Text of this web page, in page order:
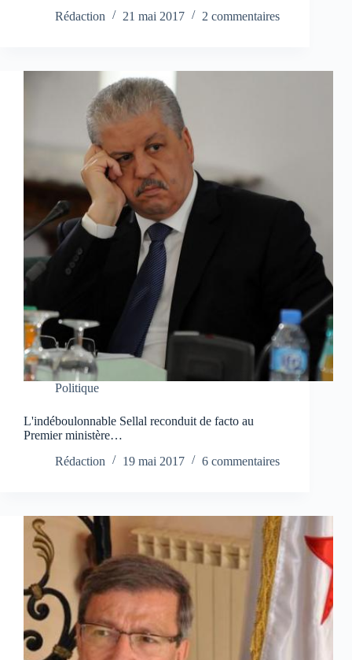
Rédaction
21 mai 2017 2 commentaires
Politique
L'indéboulonnable Sellal reconduit de facto au
Premier ministère…
Rédaction
19 mai 2017 6 commentaires